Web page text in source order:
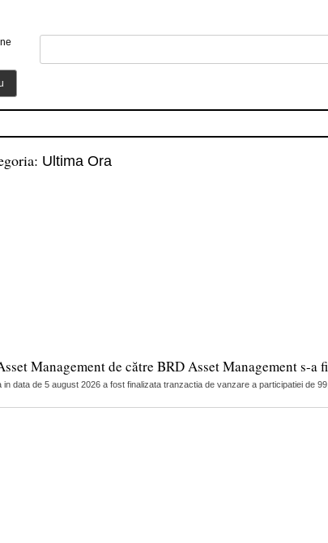
Ultima Ora
Management de către BRD Asset Management s-a
in data de 5 august 2026 a fost finalizata tranzactia de vanzare a participatiei de